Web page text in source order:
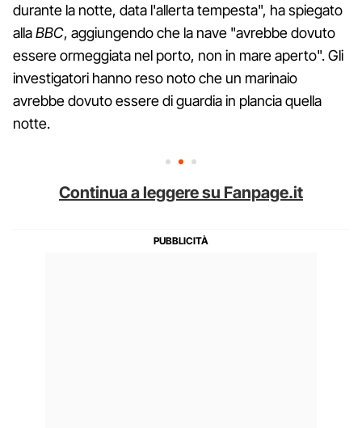
durante la notte, data l'allerta tempesta", ha spiegato
allaBBC, aggiungendo che la nave "avrebbe dovuto
essere ormeggiata nel porto, non in mare aperto". Gli
investigatori hanno reso noto che un marinaio
avrebbe dovuto essere di guardia in plancia quella
notte.
Continua a leggere su Fanpage.it